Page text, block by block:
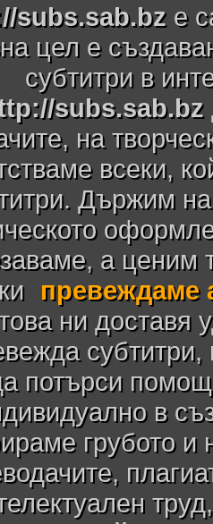
subs.sab.bz е
цел е
субтитри в
subs.sab.bz
на
всеки,
Държим
а ценим
превеждаме
ни доставя
потърси
в
грубото